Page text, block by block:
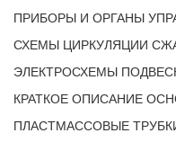
ПРИБОРЫ И ОРГАНЫ
СХЕМЫ ЦИРКУЛЯЦИИ
ЭЛЕКТРОСХЕМЫ
КРАТКОЕ ОПИСАНИЕ
ПЛАСТМАССОВЫЕ